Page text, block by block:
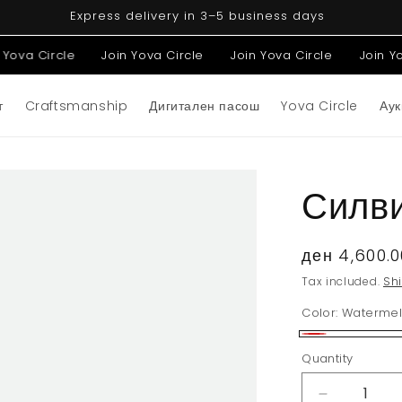
Express delivery in 3–5 business days
Join Yova Circle Join Yova Circle Join Yova Circle
Craftsmanship Дигитален пасош Yova Circle
Regular
price
ден
Tax included.
Color:
red
Quantity